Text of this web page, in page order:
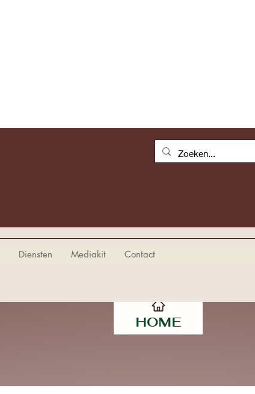
Diensten Mediakit Contact
HOME